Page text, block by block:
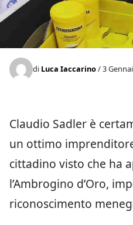
di Luca Iaccarino/ 3
Claudio Sadler è
un ottimo
cittadino visto che ha
l’Ambrogino d’Oro,
riconoscimento